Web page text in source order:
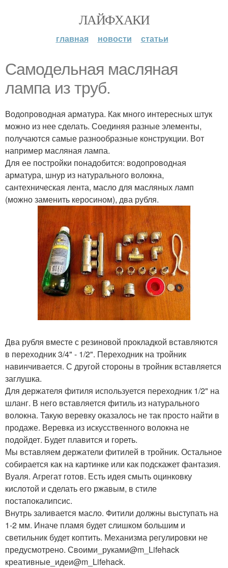
ЛАЙФХАКИ
главная новости статьи
Самодельная масляная
лампа из труб.
Водопроводная арматура. Как много интересных штук
можно из нее сделать. Соединяя разные элементы,
получаются самые разнообразные конструкции. Вот
например масляная лампа.
Для ее постройки понадобится: водопроводная
арматура, шнур из натурального волокна,
сантехническая лента, масло для масляных ламп
(можно заменить керосином), два рубля.
Два рубля вместе с резиновой прокладкой вставляются
в переходник 3/4" - 1/2". Переходник на тройник
навинчивается. С другой стороны в тройник вставляется
заглушка.
Для держателя фитиля используется переходник 1/2" на
шланг. В него вставляется фитиль из натурального
волокна. Такую веревку оказалось не так просто найти в
продаже. Веревка из искусственного волокна не
подойдет. Будет плавится и гореть.
Мы вставляем держатели фитилей в тройник. Остальное
собирается как на картинке или как подскажет фантазия.
Вуаля. Агрегат готов. Есть идея смыть оцинковку
кислотой и сделать его ржавым, в стиле
постапокалипсис.
Внутрь заливается масло. Фитили должны выступать на
1-2 мм. Иначе пламя будет слишком большим и
светильник будет коптить. Механизма регулировки не
предусмотрено. Своими_руками@m_Lifehack
креативные_идеи@m_Lifehack.